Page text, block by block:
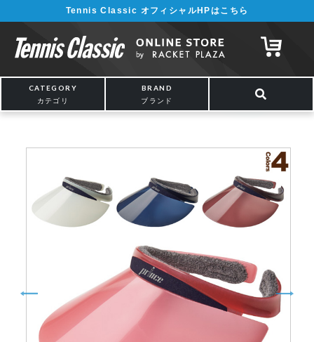
¥5,000以上の購入で送料無料!! 詳しくは こちら
Tennis Classic オフィシャルHPはこちら
CATEGORY
カテゴリ
BRAND
ブランド